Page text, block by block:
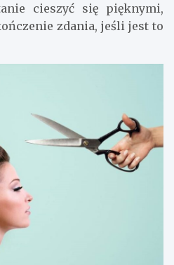
cieszyć się pięknymi,
zdania, jeśli jest to